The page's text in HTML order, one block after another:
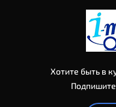
Хотите быть в